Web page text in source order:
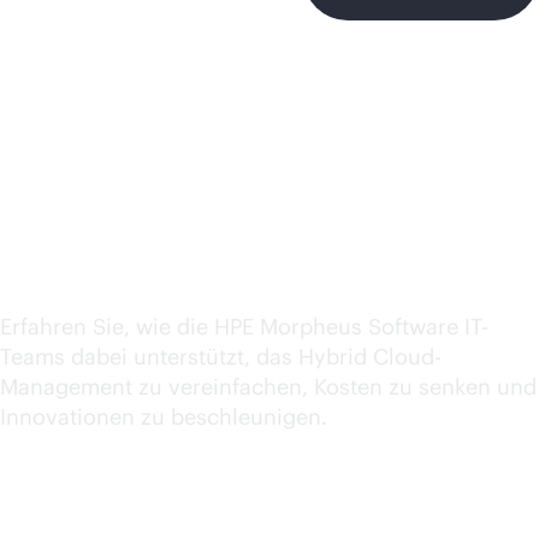
Erfahren Sie, wie die HPE Morpheus Software IT-
Teams dabei unterstützt, das Hybrid Cloud-
Management zu vereinfachen, Kosten zu senken und
Innovationen zu beschleunigen.